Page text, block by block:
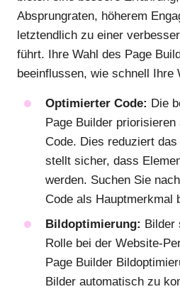
Absprungraten, höherem
letztendlich zu einer
führt. Ihre Wahl des Page
beeinflussen, wie schnell Ihre
Optimierter Code: Die
Page Builder
Code. Dies reduziert
stellt sicher, dass
werden. Suchen Sie
Code als Hauptmerkmal
Bildoptimierung: Bilder
Rolle bei der Website-
Page Builder
Bilder automatisch zu